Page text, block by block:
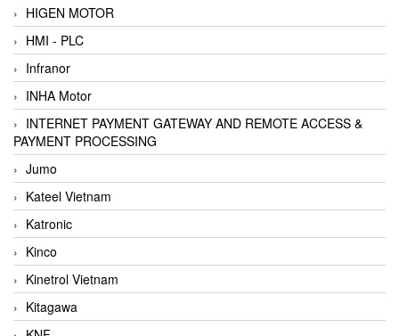
HIGEN MOTOR
HMI - PLC
Infranor
INHA Motor
INTERNET PAYMENT GATEWAY AND REMOTE ACCESS &
PAYMENT PROCESSING
Jumo
Kateel Vietnam
Katronic
Kinco
Kinetrol Vietnam
Kitagawa